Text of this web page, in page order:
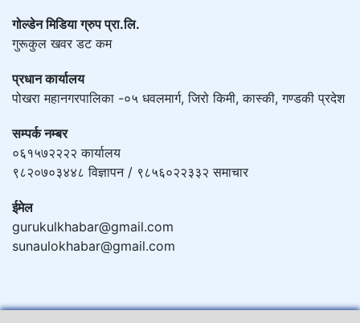
गोल्डेन मिडिया ग्रुप प्रा.लि.
गुरूकुल खवर डट कम
प्रधान कार्यालय
पोखरा महानगरपालिका -०५ धवलमार्ग, जिरो किमी, कास्की, गण्डकी प्रदेश
सम्पर्क नम्बर
०६१५७२२२२ कार्यालय
९८२०७०३४४८ विज्ञापन / ९८५६०२२३३२ समाचार
ईमेल
gurukulkhabar@gmail.com
sunaulokhabar@gmail.com